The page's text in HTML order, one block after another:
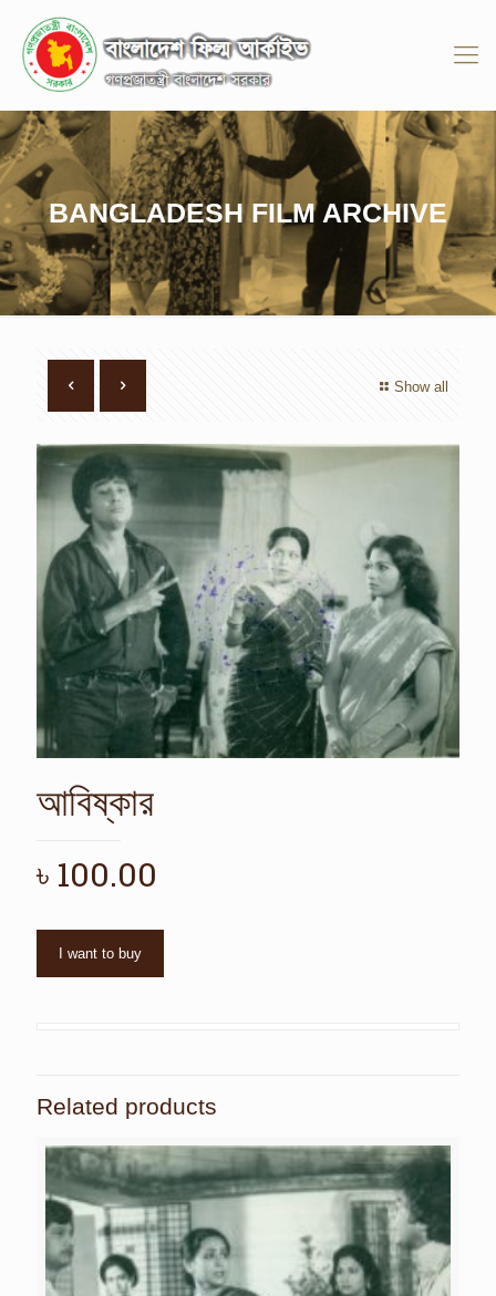
BANGLADESH FILM ARCHIVE
Show all
আবিষ্কার
৳ 100.00
I want to buy
Related products